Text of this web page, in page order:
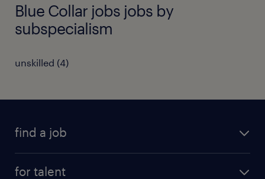
Blue Collar jobs jobs by
subspecialism
unskilled (4)
find a job
for talent